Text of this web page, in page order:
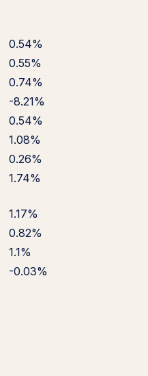
0.54%
0.55%
0.74%
-8.21%
0.54%
1.08%
0.26%
1.74%
1.17%
0.82%
1.1%
-0.03%